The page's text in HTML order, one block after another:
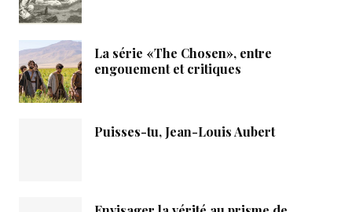
La série «The Chosen», entre
engouement et critiques
Puisses-tu, Jean-Louis Aubert